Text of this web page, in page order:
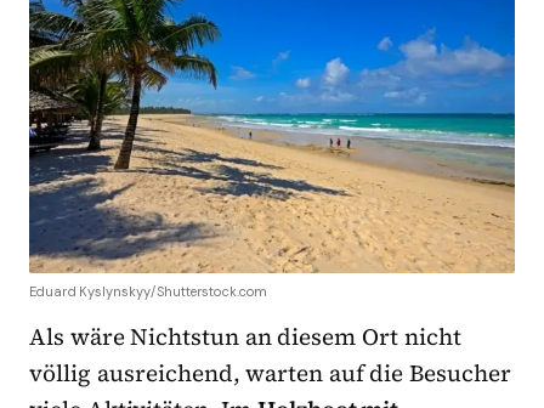
Eduard Kyslynskyy/Shutterstock.com
Als wäre Nichtstun an diesem Ort nicht
völlig ausreichend, warten auf die Besucher